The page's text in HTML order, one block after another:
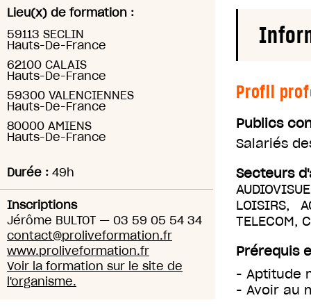
Lieu(x) de formation :
59113 SECLIN
Hauts-De-France
62100 CALAIS
Hauts-De-France
59300 VALENCIENNES
Hauts-De-France
80000 AMIENS
Hauts-De-France
Durée : 49h
Inscriptions
Jérôme BULTOT — 03 59 05 54 34
contact@proliveformation.fr
www.proliveformation.fr
Voir la formation sur le site de
l'organisme.
Profil
Publics
Salariés
Secteurs
LOISIRS,
TELECOM,
Prérequis
- Aptitude
- Avoir au